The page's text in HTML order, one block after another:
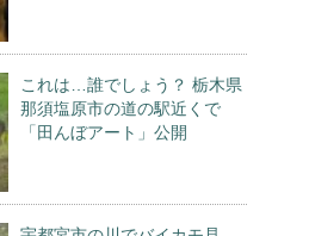
これは…誰でしょう？ 栃木県
那須塩原市の道の駅近くで
「田んぼアート」公開